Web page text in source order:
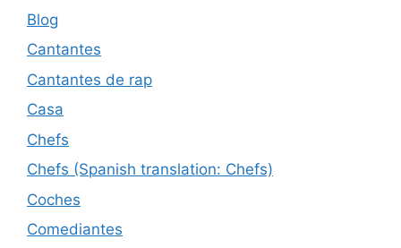
Blog
Cantantes
Cantantes de rap
Casa
Chefs
Chefs (Spanish translation: Chefs)
Coches
Comediantes